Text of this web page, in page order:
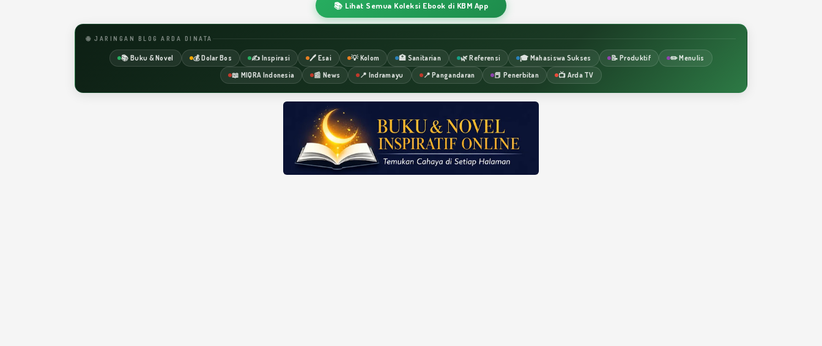
📚 Lihat Semua Koleksi Ebook di KBM App
🌐 JARINGAN BLOG ARDA DINATA
📚 Buku & Novel 💰 Dolar Bos ✍️ Inspirasi 🖊️ Esai 💡 Kolom 🏥 Sanitarian 🌿 Referensi 🎓 Mahasiswa Sukses 📝 Produktif
✏️ Menulis
📖 MIQRA Indonesia
📰 News 📍 Indramayu 📍 Pangandaran 📕 Penerbitan 📺 Arda TV